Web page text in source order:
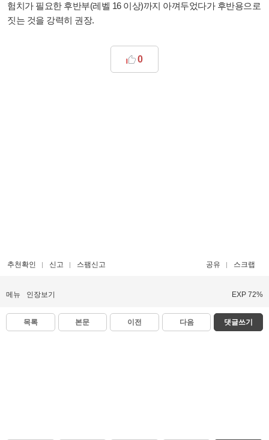
험치가 필요한 후반부(레벨 16 이상)까지 아껴두었다가 후반용으로
짓는 것을 강력히 권장.
0
추천확인 신고 스팸신고 공유 스크랩
메뉴 인장보기 EXP 72%
목록 본문 이전 다음 댓글쓰기